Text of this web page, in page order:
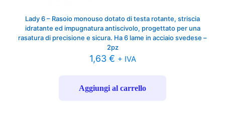
Lady 6 – Rasoio monouso dotato di testa rotante, striscia
idratante ed impugnatura antiscivolo, progettato per una
rasatura di precisione e sicura. Ha 6 lame in acciaio svedese –
2pz
1,63 € + IVA
Aggiungi al carrello